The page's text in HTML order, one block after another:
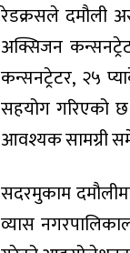
रेडक्रसले दमौली
अक्सिजन
कन्सनट्रेटर, २५
सहयोग गरिएको छ
आवश्यक सामग्री
सदरमुकाम
व्यास